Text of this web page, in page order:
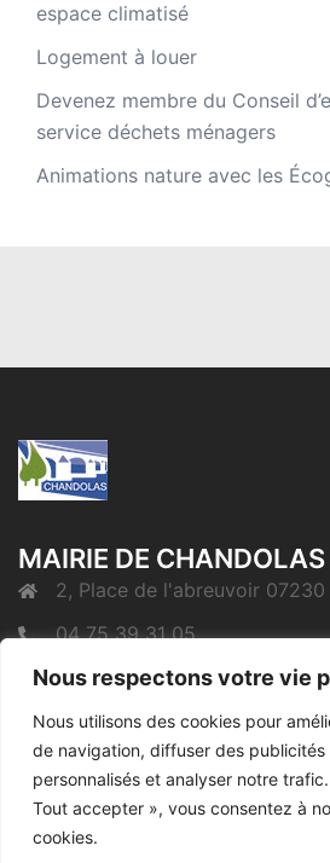
Nous respectons votre vie
Nous utilisons des cookies pour
de navigation, diffuser des publicités
personnalisés et analyser notre
Tout accepter », vous consentez à
cookies.
espace climatisé
Logement à louer
Devenez membre du Conseil
service déchets ménagers
Animations nature avec les
MAIRIE DE CHANDOLAS
2, Place de l'abreuvoir 07230
04 75 39 31 05
mairie@chandolas.fr
Mentions Légales